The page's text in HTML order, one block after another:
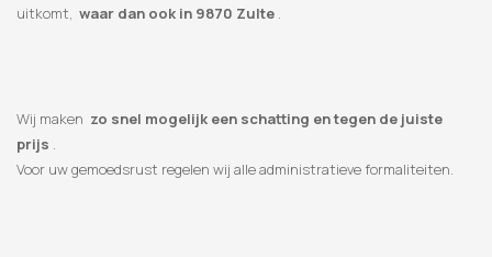
uitkomt, waar dan ook in 9870 Zulte .
Wij maken zo snel mogelijk een schatting en tegen de juiste
prijs .
Voor uw gemoedsrust regelen wij alle administratieve formaliteiten.